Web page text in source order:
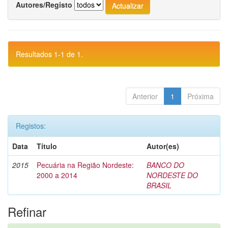
Autores/Registo
Resultados 1-1 de 1.
Anterior 1 Próxima
Registos:
Data
Título
Autor(es)
2015
Pecuária na Região Nordeste:
2000 a 2014
BANCO DO
NORDESTE DO
BRASIL
Refinar